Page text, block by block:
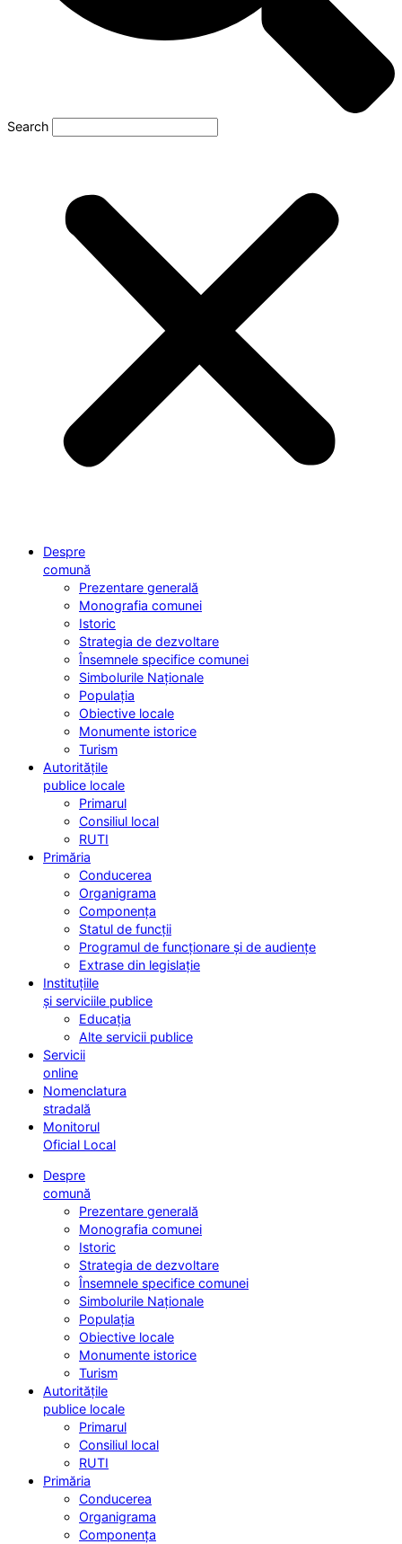
Search
Despre
comună
Prezentare generală
Monografia comunei
Istoric
Strategia de dezvoltare
Însemnele specifice comunei
Simbolurile Naționale
Populația
Obiective locale
Monumente istorice
Turism
Autoritățile
publice locale
Primarul
Consiliul local
RUTI
Primăria
Conducerea
Organigrama
Componența
Statul de funcții
Programul de funcționare și de audiențe
Extrase din legislație
Instituțiile
și serviciile publice
Educația
Alte servicii publice
Servicii
online
Nomenclatura
stradală
Monitorul
Oficial Local
Despre
comună
Prezentare generală
Monografia comunei
Istoric
Strategia de dezvoltare
Însemnele specifice comunei
Simbolurile Naționale
Populația
Obiective locale
Monumente istorice
Turism
Autoritățile
publice locale
Primarul
Consiliul local
RUTI
Primăria
Conducerea
Organigrama
Componența